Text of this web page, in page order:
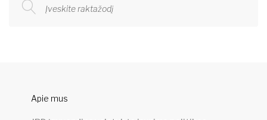
Apie mus